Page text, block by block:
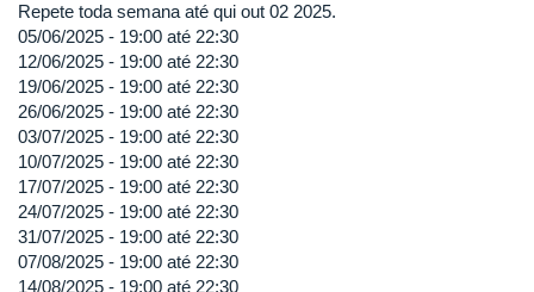
Repete toda semana até qui out 02 2025.
05/06/2025 - 19:00 até 22:30
12/06/2025 - 19:00 até 22:30
19/06/2025 - 19:00 até 22:30
26/06/2025 - 19:00 até 22:30
03/07/2025 - 19:00 até 22:30
10/07/2025 - 19:00 até 22:30
17/07/2025 - 19:00 até 22:30
24/07/2025 - 19:00 até 22:30
31/07/2025 - 19:00 até 22:30
07/08/2025 - 19:00 até 22:30
14/08/2025 - 19:00 até 22:30